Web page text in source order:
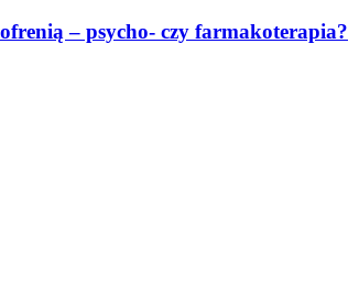
– psycho- czy farmakoterapia?